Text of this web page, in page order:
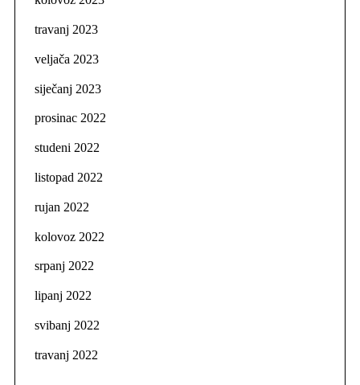
travanj 2023
veljača 2023
siječanj 2023
prosinac 2022
studeni 2022
listopad 2022
rujan 2022
kolovoz 2022
srpanj 2022
lipanj 2022
svibanj 2022
travanj 2022